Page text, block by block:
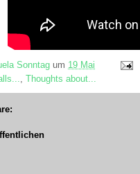
Sonntag um 19 Mai
Thoughts about...